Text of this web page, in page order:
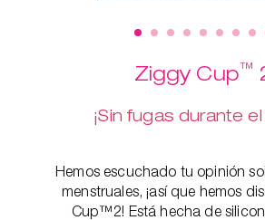
Ziggy Cup™
¡Sin fugas durante
Hemos escuchado tu opinión
menstruales, ¡así que hemos
Cup™2! Está hecha de